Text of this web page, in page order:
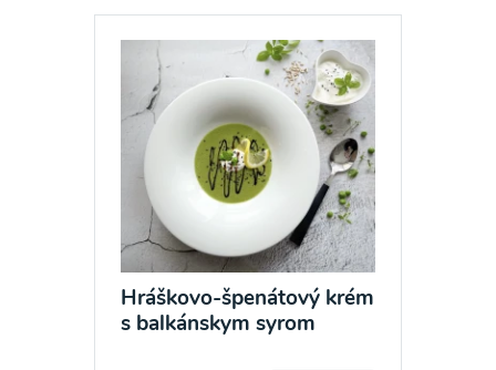
Hráškovo-špenátový krém
s balkánskym syrom